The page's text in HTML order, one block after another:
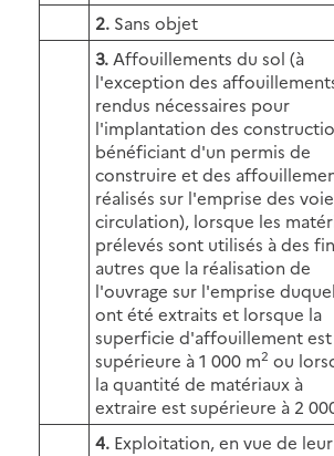
2. Sans objet
3. Affouillements du sol (à
l'exception des
rendus nécessaires pour
l'implantation des
bénéficiant d'un permis de
construire et des
réalisés sur l'emprise des
circulation), lorsque les
prélevés sont utilisés à des
autres que la réalisation de
l'ouvrage sur l'emprise
ont été extraits et lorsque la
superficie d'affouillement est
supérieure à 1 000 m2 ou
la quantité de matériaux à
extraire est supérieure à 2
4. Exploitation, en vue de leur